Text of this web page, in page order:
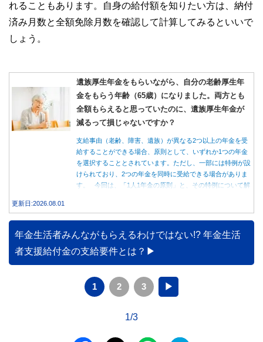
れることもあります。自身の給付額を知りたい方は、納付
済み月数と全額免除月数を確認して計算してみるといいで
しょう。
遺族厚生年金をもらいながら、自分の老齢厚生年
金をもらう年齢（65歳）になりました。両方とも
全額もらえると思っていたのに、遺族厚生年金が
減るって損じゃないですか？
支給事由（老齢、障害、遺族）が異なる2つ以上の年金を受
給することができる場合、原則として、いずれか1つの年金
を選択することとされています。ただし、一部には特例が設
けられており、2つの年金を同時に受給できる場合がありま
す。 今回は、「1人1年金の原則」と、その特例について解
更新日:2026.08.01
年金生活者みんながもらえるわけではない!? 年金生活
者支援給付金の支給要件とは？
1 2 3 ▶
1/3